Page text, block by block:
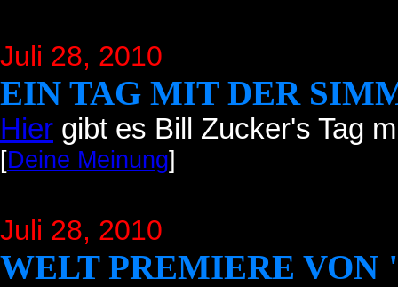
Juli 28, 2010
EIN TAG MIT DER
Hier gibt es Bill Zucker's Tag
[Deine Meinung]
Juli 28, 2010
WELT PREMIERE VON